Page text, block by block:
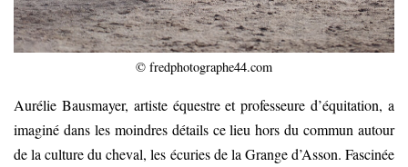
© fredphotographe44.com
Aurélie Bausmayer, artiste équestre et professeure d’équitation, a
imaginé dans les moindres détails ce lieu hors du commun autour
de la culture du cheval, les écuries de la Grange d’Asson. Fascinée